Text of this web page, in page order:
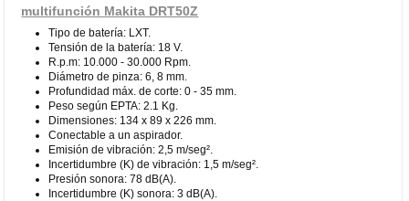
multifunción Makita DRT50Z
Tipo de batería: LXT.
Tensión de la batería: 18 V.
R.p.m: 10.000 - 30.000 Rpm.
Diámetro de pinza: 6, 8 mm.
Profundidad máx. de corte: 0 - 35 mm.
Peso según EPTA: 2.1 Kg.
Dimensiones: 134 x 89 x 226 mm.
Conectable a un aspirador.
Emisión de vibración: 2,5 m/seg².
Incertidumbre (K) de vibración: 1,5 m/seg².
Presión sonora: 78 dB(A).
Incertidumbre (K) sonora: 3 dB(A).